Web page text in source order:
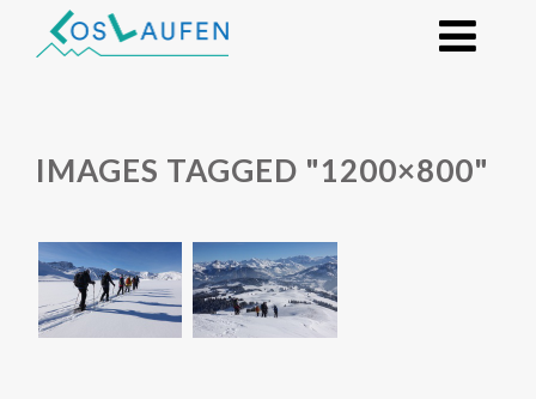
IMAGES TAGGED "1200×800"